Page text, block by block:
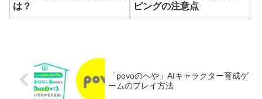
は？
ピングの注意点
「povoのへや」AIキャラクター育成ゲ
ームのプレイ方法